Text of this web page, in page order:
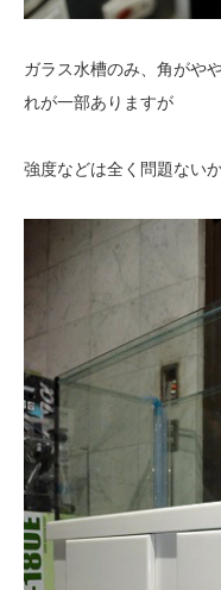
ガラス水槽のみ、角がや
れが一部ありますが
強度などは全く問題ない